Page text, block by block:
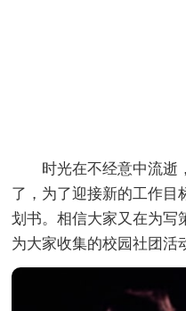
时光在不经意中流逝
了，为了迎接新的工作目
划书。相信大家又在为写
为大家收集的校园社团活